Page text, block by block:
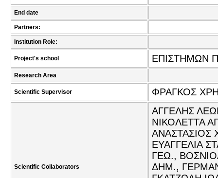
End date
Partners:
Institution Role:
Project's school ΕΠΙΣΤΗΜΩΝ
Research Area
Scientific Supervisor ΦΡΑΓΚΟΣ
Scientific Collaborators
ΑΓΓΕΛΗΣ
ΝΙΚΟΛΕΤΤΑ
ΑΝΑΣΤΑΣΙΟΣ
ΕΥΑΓΓΕΛΙΑ
ΓΕΩ.,
ΔΗΜ.,